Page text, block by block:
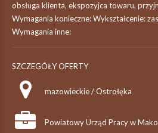
obsługa klienta, ekspozyjca towaru,
Wymagania konieczne: Wykształcenie:
Wymagania inne:
SZCZEGÓŁY OFERTY
mazowieckie / Ostrołęka
Powiatowy Urząd Pracy w